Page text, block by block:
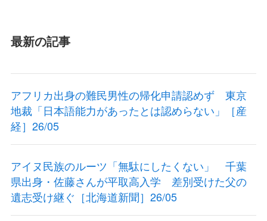
最新の記事
アフリカ出身の難民男性の帰化申請認めず 東京
地裁「日本語能力があったとは認めらない」［産
経］26/05
アイヌ民族のルーツ「無駄にしたくない」 千葉
県出身・佐藤さんが平取高入学 差別受けた父の
遺志受け継ぐ［北海道新聞］26/05